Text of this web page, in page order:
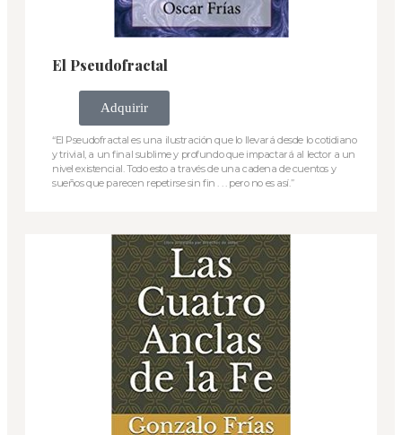
El Pseudofractal
Adquirir
“El Pseudofractal es una ilustración que lo llevará desde lo cotidiano
y trivial, a un final sublime y profundo que impactará al lector a un
nivel existencial. Todo esto a través de una cadena de cuentos y
sueños que parecen repetirse sin fin . . . pero no es así.”